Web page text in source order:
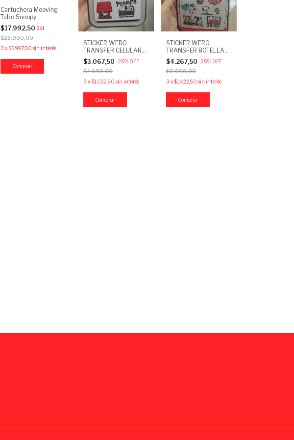
Cartuchera Mooving
Tubo Snoopy
$17.992,50 2x1
$23.990,00
3 x$5.997,50 sin interés
STICKER WERO
TRANSFER CELULAR
SNOOPY
$3.067,50 -25% OFF
$4.090,00
3 x$1.022,50 sin interés
STICKER WERO
TRANSFER BOTELLA
SNOOPY
$4.267,50 -25% OFF
$5.690,00
3 x$1.422,50 sin interés